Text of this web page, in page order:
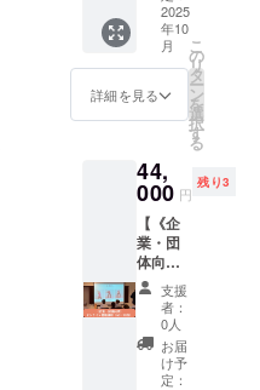
予定
（視聴
期間：
・紙書
籍の発
クト終
了後、
印刷が
整い次
第とな
りま
す。
わせて
起業を
考えて
にもお
すすめ
籍付
き。 ・
提供方
法：
Zoomに
て実施
（日時
は個別
調整）
／電子
書籍は
ビジネ
スで選
ばれる
自分に
なりた
や美容
系の経
験を活
かして
ビジネ
スを始
めた
い」そ
んな方
にも
ぴった
り。ご
サポー
トのコ
ツ”まで
丁寧に
レク
開催で
全国か
ら参加
可能。
認定試
験を経
て、講
師とし
て活動
できる
ように
なりま
に、あ
なたの
お名前
を「ス
ペシャ
ルサン
クス」
掲載さ
せてい
ただき
ます。
山本の
想いに
共感
し、出
版を応
援して
くだ
さった
2025
年10
月
詳細を見る
こ
の
リ
タ
ー
ン
を
選
択
す
る
44,
000 円
残り3
【《企
業・団
体向
け》オ
ンライ
ン健康
講座
（60〜
支援
者：
0人
お届
け予
定：